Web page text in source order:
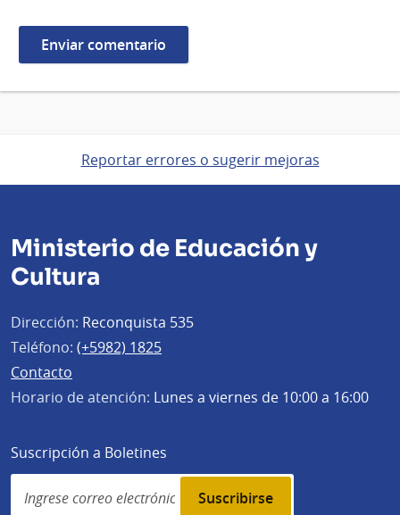
Reportar errores o sugerir mejoras
Ministerio de Educación y
Cultura
Dirección: Reconquista 535
Teléfono: (+5982) 1825
Contacto
Horario de atención: Lunes a viernes de 10:00 a 16:00
Suscripción a Boletines
Simplenews
subscription